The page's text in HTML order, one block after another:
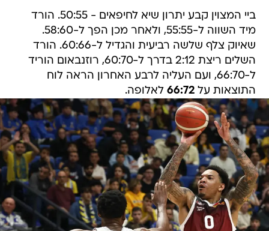
ביי המצוין קבע יתרון שיא לחיפאים - 50:55. הורד
מיד השווה ל-55:55, ולאחר מכן הפך ל-58:60.
שאיוק צלף שלשה רביעית והגדיל ל-60:66. הורד
השלים ריצת 2:12 בדרך ל-60:70, רוזנבאום הוריד
ל-66:70, ועם העליה לרבע האחרון הראה לוח
התוצאות על66:72 לאלופה.